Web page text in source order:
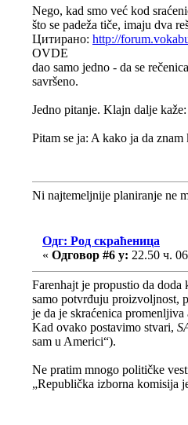
Nego, kad smo već kod
što se padeža tiče, imaju dva
Цитирано: http://
OVDE
dao samo jedno - da se
savršeno.
Jedno pitanje. Klajn dalje kaže:
Pitam se ja: A kako ja da
Ni najtemeljnije planiranje ne
Одг: Род скраћеница
« Одговор #6 у: 22.50 ч.
Farenhajt je propustio da
samo potvrđuju proizvoljnost,
je da je skraćenica
Kad ovako postavimo stvari,
sam u Americi“).
Ne pratim mnogo političke
„Republička izborna komisija